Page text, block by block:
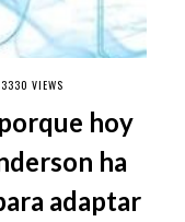
3330 VIEWS
hoy
ha
adaptar